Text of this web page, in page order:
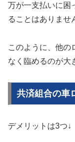
万が一支払いに困
ることはありませ
このように、他の
なく臨めるのが大
共済組合の車
デメリットは3つ↓